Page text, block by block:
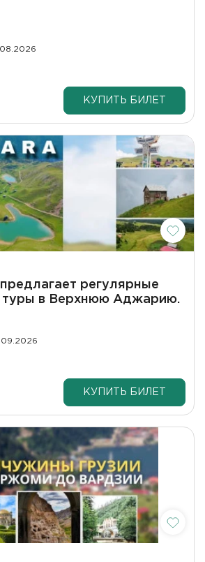
КУПИТЬ БИЛЕТ
предлагает регулярные
туры в Верхнюю Аджарию.
КУПИТЬ БИЛЕТ